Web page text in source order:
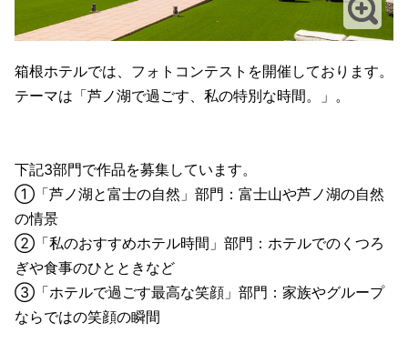
箱根ホテルでは、フォトコンテストを開催しております。
テーマは「芦ノ湖で過ごす、私の特別な時間。」。
下記3部門で作品を募集しています。
①「芦ノ湖と富士の自然」部門：富士山や芦ノ湖の自然
の情景
②「私のおすすめホテル時間」部門：ホテルでのくつろ
ぎや食事のひとときなど
③「ホテルで過ごす最高な笑顔」部門：家族やグループ
ならではの笑顔の瞬間